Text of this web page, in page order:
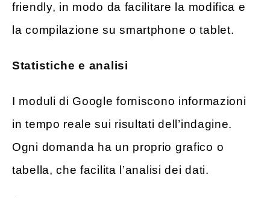
friendly, in modo da facilitare la modifica e
la compilazione su smartphone o tablet.
Statistiche e analisi
I moduli di Google forniscono informazioni
in tempo reale sui risultati dell’indagine.
Ogni domanda ha un proprio grafico o
tabella, che facilita l’analisi dei dati.